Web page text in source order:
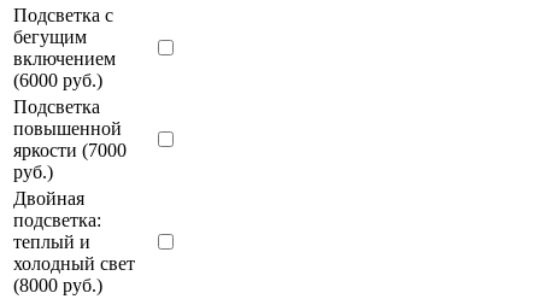
Подсветка с
бегущим
включением
(6000 руб.)
Подсветка
повышенной
яркости (7000
руб.)
Двойная
подсветка:
теплый и
холодный свет
(8000 руб.)